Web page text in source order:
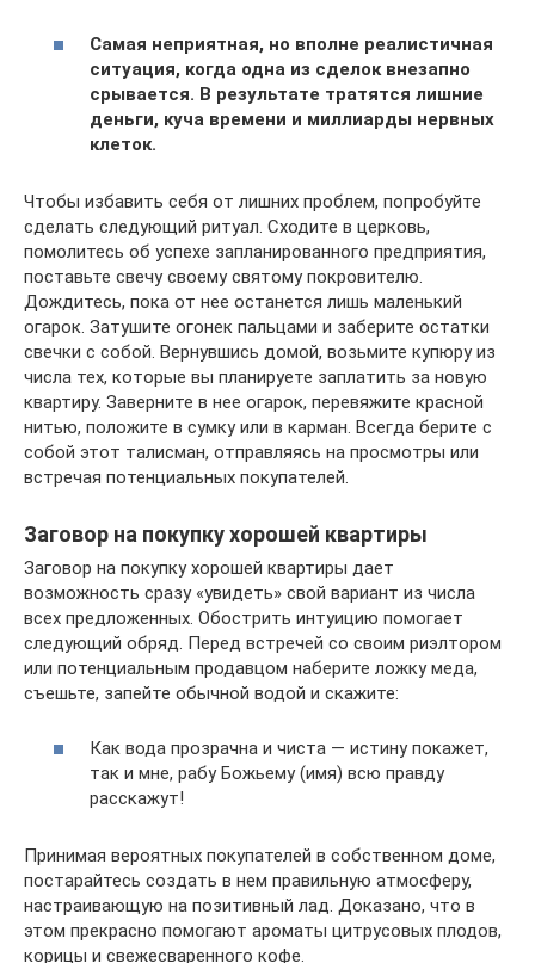
Самая неприятная, но вполне реалистичная
ситуация, когда одна из сделок внезапно
срывается. В результате тратятся лишние
деньги, куча времени и миллиарды нервных
клеток.
Чтобы избавить себя от лишних проблем, попробуйте
сделать следующий ритуал. Сходите в церковь,
помолитесь об успехе запланированного предприятия,
поставьте свечу своему святому покровителю.
Дождитесь, пока от нее останется лишь маленький
огарок. Затушите огонек пальцами и заберите остатки
свечки с собой. Вернувшись домой, возьмите купюру из
числа тех, которые вы планируете заплатить за новую
квартиру. Заверните в нее огарок, перевяжите красной
нитью, положите в сумку или в карман. Всегда берите с
собой этот талисман, отправляясь на просмотры или
встречая потенциальных покупателей.
Заговор на покупку хорошей квартиры
Заговор на покупку хорошей квартиры дает
возможность сразу «увидеть» свой вариант из числа
всех предложенных. Обострить интуицию помогает
следующий обряд. Перед встречей со своим риэлтором
или потенциальным продавцом наберите ложку меда,
съешьте, запейте обычной водой и скажите:
Как вода прозрачна и чиста — истину покажет,
так и мне, рабу Божьему (имя) всю правду
расскажут!
Принимая вероятных покупателей в собственном доме,
постарайтесь создать в нем правильную атмосферу,
настраивающую на позитивный лад. Доказано, что в
этом прекрасно помогают ароматы цитрусовых плодов,
корицы и свежесваренного кофе.